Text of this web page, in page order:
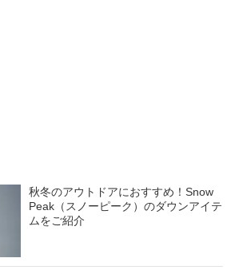
秋冬のアウトドアにおすすめ！Snow
Peak（スノーピーク）のダウンアイテ
ムをご紹介